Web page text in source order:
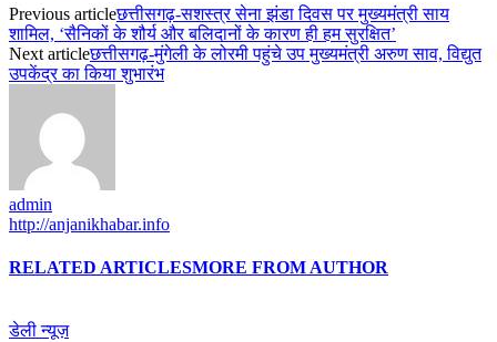
Previous articleछत्तीसगढ़-सशस्त्र सेना झंडा दिवस पर मुख्यमंत्री साय
शामिल, ‘सैनिकों के शौर्य और बलिदानों के कारण ही हम सुरक्षित’
Next articleछत्तीसगढ़-मुंगेली के लोरमी पहुंचे उप मुख्यमंत्री अरुण साव, विद्युत
उपकेंद्र का किया शुभारंभ
admin
http://anjanikhabar.info
RELATED ARTICLESMORE FROM AUTHOR
डेली न्यूज़